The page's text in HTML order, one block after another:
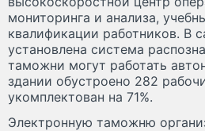
мониторинга и анализа,
квалификации работников. В
установлена система
таможни могут работать
здании обустроено 282
укомплектован на 71%.
Электронную таможню